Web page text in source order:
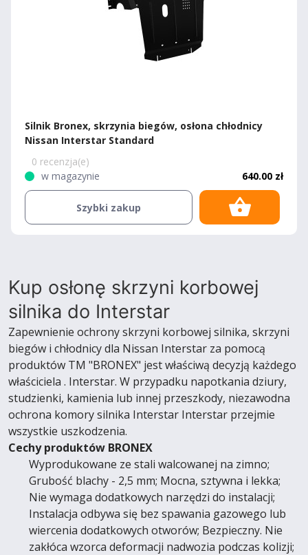
Silnik Bronex, skrzynia biegów, osłona chłodnicy
Nissan Interstar Standard
0 recenzja(e)
w magazynie
640.00 zł
Szybki zakup
Kup osłonę skrzyni korbowej
silnika do Interstar
Zapewnienie ochrony skrzyni korbowej silnika, skrzyni
biegów i chłodnicy dla Nissan Interstar za pomocą
produktów TM "BRONEX" jest właściwą decyzją każdego
właściciela . Interstar. W przypadku napotkania dziury,
studzienki, kamienia lub innej przeszkody, niezawodna
ochrona komory silnika Interstar Interstar przejmie
wszystkie uszkodzenia.
Cechy produktów BRONEX
Wyprodukowane ze stali walcowanej na zimno;
Grubość blachy - 2,5 mm; Mocna, sztywna i lekka;
Nie wymaga dodatkowych narzędzi do instalacji;
Instalacja odbywa się bez spawania gazowego lub
wiercenia dodatkowych otworów; Bezpieczny. Nie
zakłóca wzorca deformacji nadwozia podczas kolizji;